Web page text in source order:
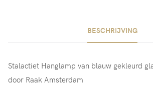
BESCHRIJVING
Stalactiet Hanglamp van blauw gekleurd
door Raak Amsterdam